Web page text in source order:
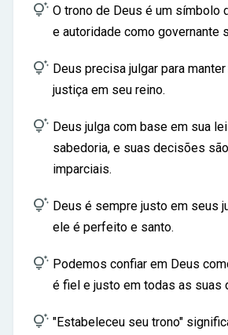
 O trono de Deus é um símbolo
e autoridade como governante
 Deus precisa julgar para
justiça em seu reino.
 Deus julga com base em sua
sabedoria, e suas decisões
imparciais.
 Deus é sempre justo em seus
ele é perfeito e santo.
 Podemos confiar em Deus
é fiel e justo em todas as suas
 "Estabeleceu seu trono"